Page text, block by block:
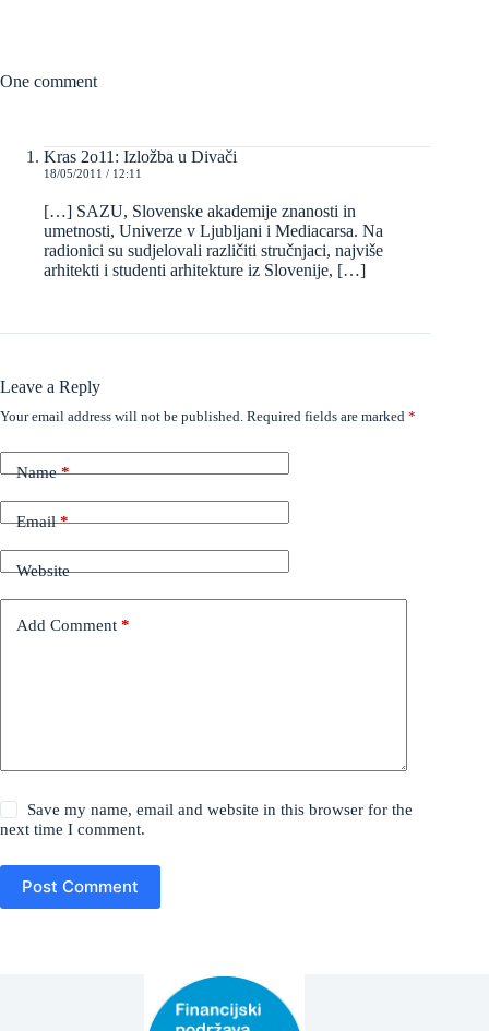
One comment
Kras 2o11: Izložba u Divači
18/05/2011 / 12:11
[…] SAZU, Slovenske akademije znanosti in
umetnosti, Univerze v Ljubljani i Mediacarsa. Na
radionici su sudjelovali različiti stručnjaci, najviše
arhitekti i studenti arhitekture iz Slovenije, […]
Leave a Reply
Your email address will not be published. Required fields are marked *
Name*
Email*
Website
Add Comment *
Save my name, email and website in this browser for the
next time I comment.
Post Comment